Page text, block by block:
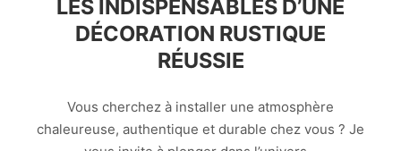
LES INDISPENSABLES D’UNE
DÉCORATION RUSTIQUE
RÉUSSIE
Vous cherchez à installer une atmosphère
chaleureuse, authentique et durable chez vous ? Je